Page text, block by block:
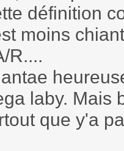
définition
moins
R....
laby. Mais
que y'a